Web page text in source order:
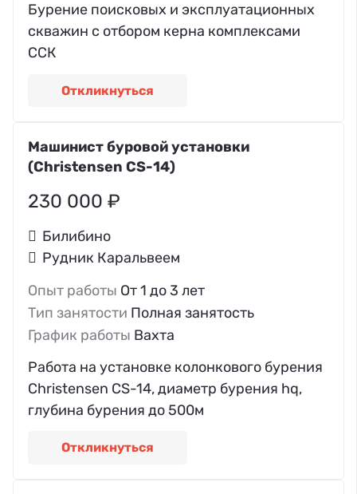
Бурение поисковых и эксплуатационных
скважин с отбором керна комплексами
ССК
Откликнуться
Машинист буровой установки
(Christensen CS-14)
230 000 ₽
Билибино
Рудник Каральвеем
Опыт работы От 1 до 3 лет
Тип занятости Полная занятость
График работы Вахта
Работа на установке колонкового бурения
Christensen CS-14, диаметр бурения hq,
глубина бурения до 500м
Откликнуться